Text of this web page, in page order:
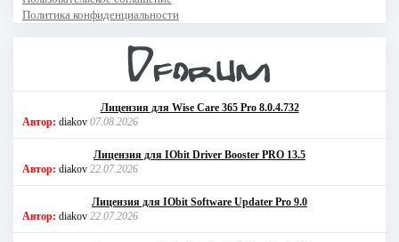
Политика конфиденциальности
Лицензия для Wise Care 365 Pro 8.0.4.732
Автор: diakov 07.08.2026
Лицензия для IObit Driver Booster PRO 13.5
Автор: diakov 22.07.2026
Лицензия для IObit Software Updater Pro 9.0
Автор: diakov 22.07.2026